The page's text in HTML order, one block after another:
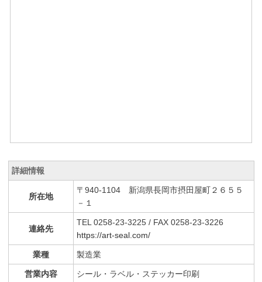
詳細情報
所在地
〒940-1104 新潟県長岡市摂田屋町２６５５
－１
連絡先
TEL 0258-23-3225 / FAX 0258-23-3226
https://art-seal.com/
業種 製造業
営業内容 シール・ラベル・ステッカー印刷